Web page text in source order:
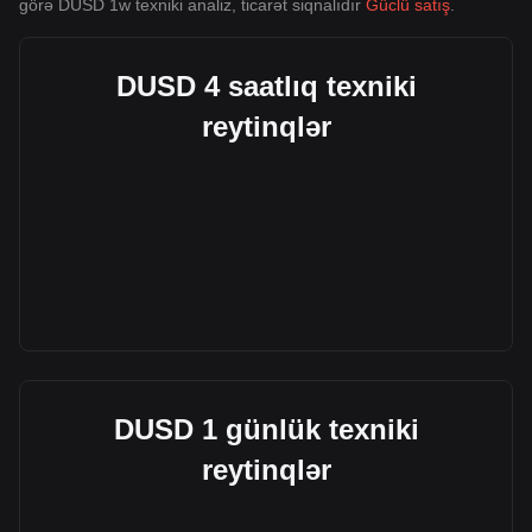
görə DUSD 1w texniki analiz, ticarət siqnalıdır Güclü satış
DUSD 4 saatlıq texniki
reytinqlər
DUSD 1 günlük texniki
reytinqlər